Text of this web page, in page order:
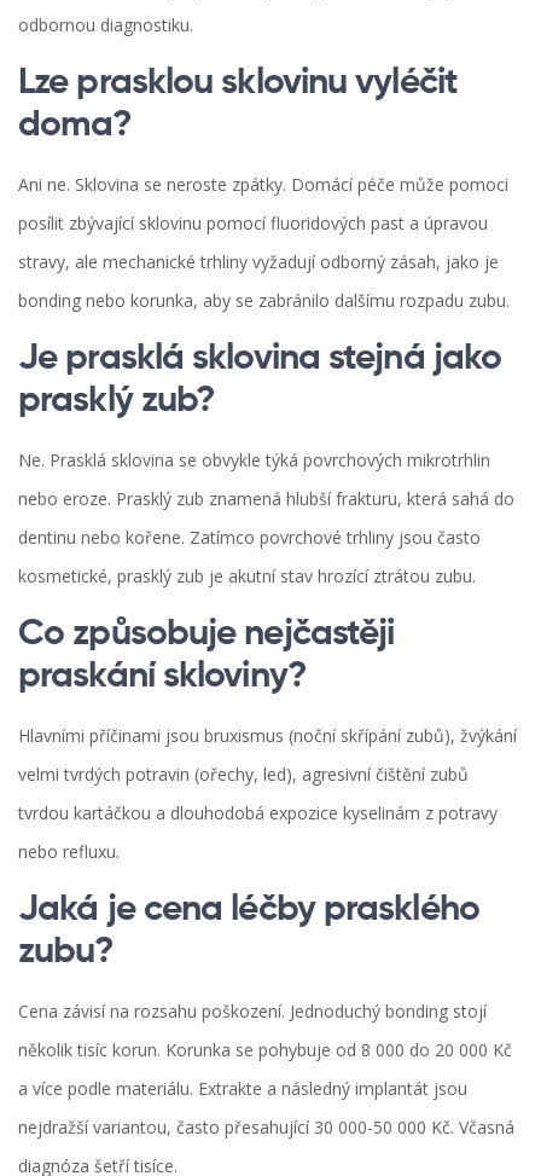
odbornou diagnostiku.
Lze prasklou sklovinu vyléčit
doma?
Ani ne. Sklovina se neroste zpátky. Domácí péče může pomoci
posílit zbývající sklovinu pomocí fluoridových past a úpravou
stravy, ale mechanické trhliny vyžadují odborný zásah, jako je
bonding nebo korunka, aby se zabránilo dalšímu rozpadu zubu.
Je prasklá sklovina stejná jako
prasklý zub?
Ne. Prasklá sklovina se obvykle týká povrchových mikrotrhlin
nebo eroze. Prasklý zub znamená hlubší frakturu, která sahá do
dentinu nebo kořene. Zatímco povrchové trhliny jsou často
kosmetické, prasklý zub je akutní stav hrozící ztrátou zubu.
Co způsobuje nejčastěji
praskání skloviny?
Hlavními příčinami jsou bruxismus (noční skřípání zubů), žvýkání
velmi tvrdých potravin (ořechy, led), agresivní čištění zubů
tvrdou kartáčkou a dlouhodobá expozice kyselinám z potravy
nebo refluxu.
Jaká je cena léčby prasklého
zubu?
Cena závisí na rozsahu poškození. Jednoduchý bonding stojí
několik tisíc korun. Korunka se pohybuje od 8 000 do 20 000 Kč
a více podle materiálu. Extrakte a následný implantát jsou
nejdražší variantou, často přesahující 30 000-50 000 Kč. Včasná
diagnóza šetří tisíce.